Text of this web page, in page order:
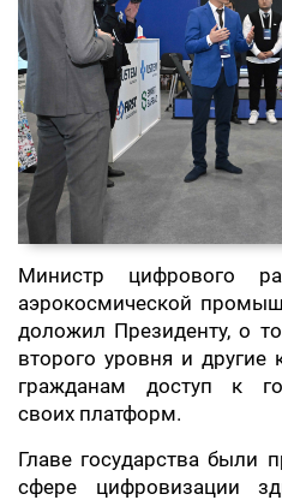
Министр цифрового
аэрокосмической
доложил Президенту, о
второго уровня и другие
гражданам доступ к
своих платформ.
Главе государства были
сфере цифровизации